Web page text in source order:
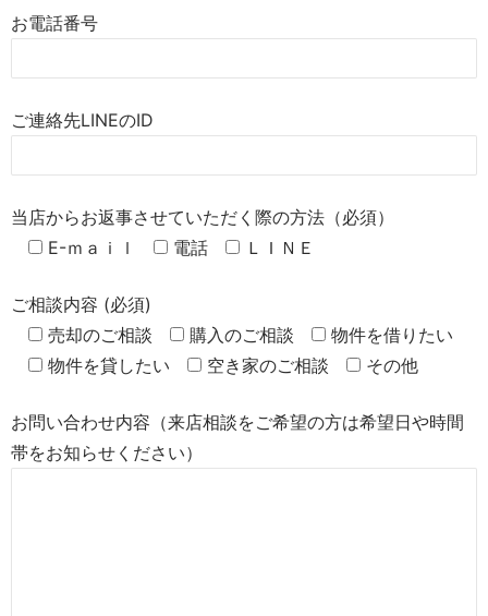
お電話番号
ご連絡先LINEのID
当店からお返事させていただく際の方法（必須）
E-ｍａｉｌ
電話 ＬＩＮＥ
ご相談内容 (必須)
売却のご相談
購入のご相談
物件を借りたい
物件を貸したい
空き家のご相談 その他
お問い合わせ内容（来店相談をご希望の方は希望日や時間
帯をお知らせください）